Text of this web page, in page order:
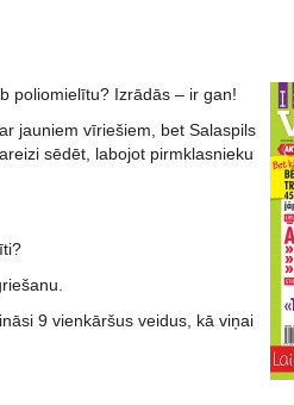
poliomielītu? Izrādās – ir gan!
jauniem vīriešiem, bet Salaspils
sēdēt, labojot pirmklasnieku
9 vienkāršus veidus, kā viņai